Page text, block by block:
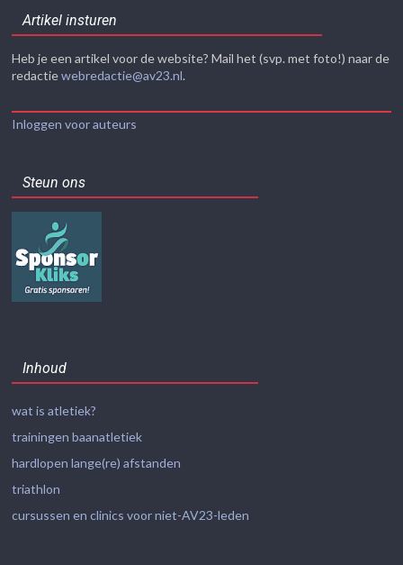
Artikel insturen
Heb je een artikel voor de website? Mail het (svp. met foto!) naar de
redactiewebredactie@av23.nl.
Inloggen voor auteurs
Steun ons
Inhoud
wat is atletiek?
trainingen baanatletiek
hardlopen lange(re) afstanden
triathlon
cursussen en clinics voor niet-AV23-leden